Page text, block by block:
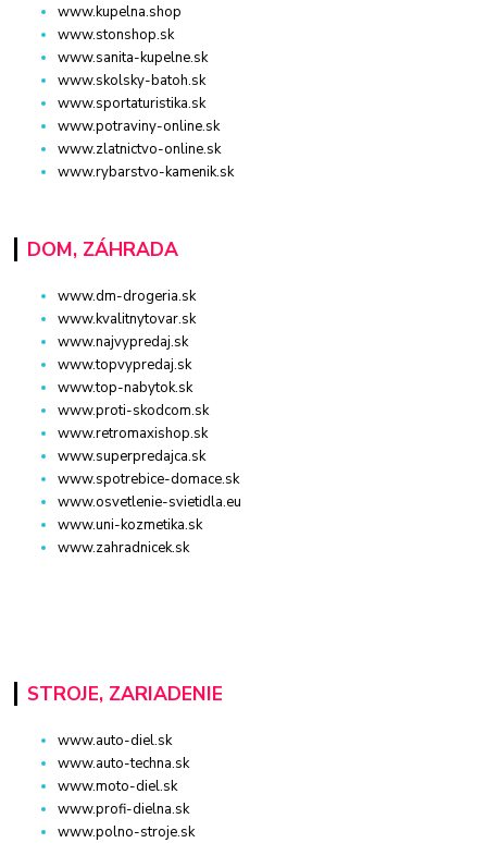
www.kupelna.shop
www.stonshop.sk
www.sanita-kupelne.sk
www.skolsky-batoh.sk
www.sportaturistika.sk
www.potraviny-online.sk
www.zlatnictvo-online.sk
www.rybarstvo-kamenik.sk
DOM, ZÁHRADA
www.dm-drogeria.sk
www.kvalitnytovar.sk
www.najvypredaj.sk
www.topvypredaj.sk
www.top-nabytok.sk
www.proti-skodcom.sk
www.retromaxishop.sk
www.superpredajca.sk
www.spotrebice-domace.sk
www.osvetlenie-svietidla.eu
www.uni-kozmetika.sk
www.zahradnicek.sk
STROJE, ZARIADENIE
www.auto-diel.sk
www.auto-techna.sk
www.moto-diel.sk
www.profi-dielna.sk
www.polno-stroje.sk